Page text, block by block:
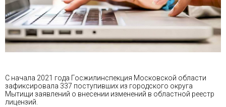
С начала 2021 года Госжилинспекция Московской области
зафиксировала 337 поступивших из городского округа
Мытищи заявлений о внесении изменений в областной реестр
лицензий.